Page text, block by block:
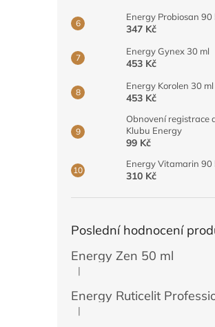
Energy Probiosan 90
347 Kč
Energy Gynex 30 ml
453 Kč
Energy Korolen 30 ml
453 Kč
Obnovení registrace
Klubu Energy
99 Kč
Energy Vitamarin 90
310 Kč
Poslední hodnocení
Energy Zen 50 ml
Hodnocení produktu je 5 z 5
|
Hodnocení produktu je 5 z 5
|